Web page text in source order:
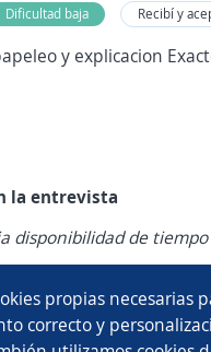
propias necesarias
correcto y
Dificultad baja Recibí y
y explicacion
la entrevista
disponibilidad de tiempo
ayuda esta evaluación?